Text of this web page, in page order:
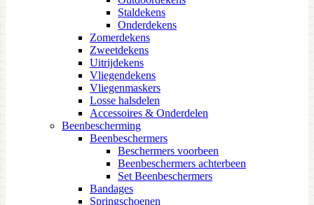
Staldekens
Onderdekens
Zomerdekens
Zweetdekens
Uitrijdekens
Vliegendekens
Vliegenmaskers
Losse halsdelen
Accessoires & Onderdelen
Beenbescherming
Beenbeschermers
Beschermers voorbeen
Beenbeschermers achterbeen
Set Beenbeschermers
Bandages
Springschoenen